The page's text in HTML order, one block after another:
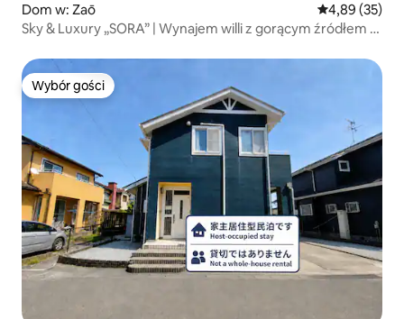
Dom w: Zaō Średnia
4,89 (35)
Sky & Luxury „SORA” | Wynajem willi z gorącym źródłem |
Wybór gości
Wybór gości